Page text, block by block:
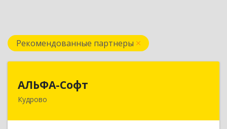
Рекомендованные партнеры
АЛЬФА-Софт
Кудрово
188692, Ленинградская обл, Всеволожский м.р-